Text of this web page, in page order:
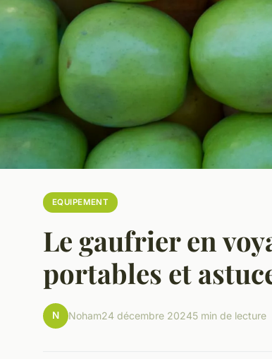
EQUIPEMENT
Le gaufrier en
portables et
N Noham24 décembre 20245 min de lecture